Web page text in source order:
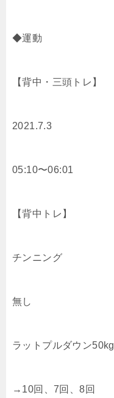
◆運動
【背中・三頭トレ】
2021.7.3
05:10〜06:01
【背中トレ】
チンニング
無し
ラットプルダウン50kg
→10回、7回、8回